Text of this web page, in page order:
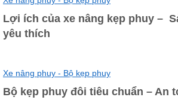
Lợi ích của xe nâng kẹp phuy –
yêu thích
Xe nâng phuy - Bộ kẹp phuy
Bộ kẹp phuy đôi tiêu chuẩn – An